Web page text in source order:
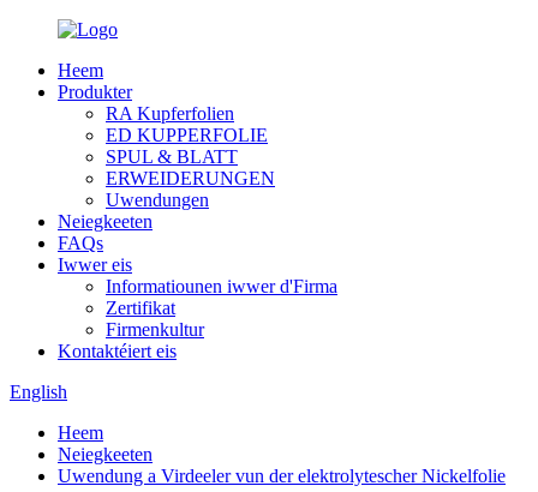
Heem
Produkter
RA Kupferfolien
ED KUPPERFOLIE
SPUL & BLATT
ERWEIDERUNGEN
Uwendungen
Neiegkeeten
FAQs
Iwwer eis
Informatiounen iwwer d'Firma
Zertifikat
Firmenkultur
Kontaktéiert eis
English
Heem
Neiegkeeten
Uwendung a Virdeeler vun der elektrolytescher Nickelfolie